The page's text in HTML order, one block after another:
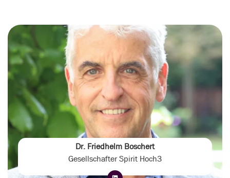
Dr. Friedhelm Boschert
Gesellschafter Spirit Hoch3